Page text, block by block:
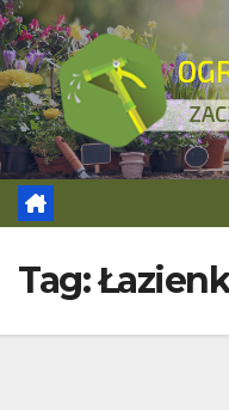
Skip
to
content
Tag: